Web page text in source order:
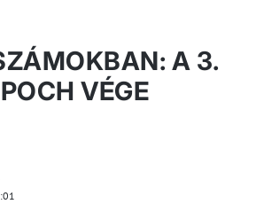
A 3.
VÉGE